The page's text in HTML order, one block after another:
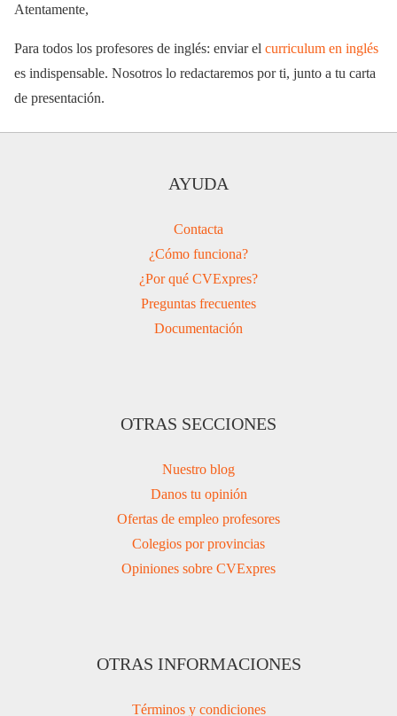
Atentamente,
Para todos los profesores de inglés: enviar el curriculum en inglés
es indispensable. Nosotros lo redactaremos por ti, junto a tu carta
de presentación.
AYUDA
Contacta
¿Cómo funciona?
¿Por qué CVExpres?
Preguntas frecuentes
Documentación
OTRAS SECCIONES
Nuestro blog
Danos tu opinión
Ofertas de empleo profesores
Colegios por provincias
Opiniones sobre CVExpres
OTRAS INFORMACIONES
Términos y condiciones